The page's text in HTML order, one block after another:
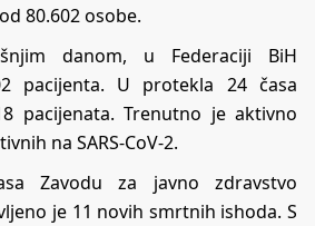
80.602 osobe.
danom, u Federaciji BiH
pacijenta. U protekla 24 časa
pacijenata. Trenutno je aktivno
na SARS-CoV-2.
Zavodu za javno zdravstvo
je 11 novih smrtnih ishoda. S